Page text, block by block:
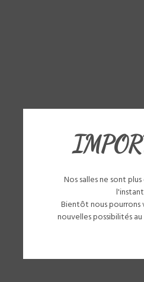
Nos salles ne sont
Bientôt nous pourrons
nouvelles possibilités au